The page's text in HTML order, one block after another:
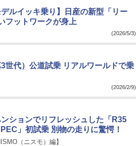
ルイッキ乗り】日産の新型「リー
フットワークが身上
(2026/5/3)
世代）公道試乗 リアルワールドで乗
(2026/2/9)
ションでリフレッシュした「R35
」初試乗 別物の走りに驚愕！
（ニスモ）編】